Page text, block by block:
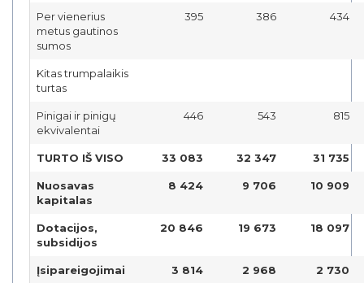
Per vienerius
metus gautinos
sumos
395 386 434
Kitas trumpalaikis
turtas
Pinigai ir pinigų
ekvivalentai
446 543 815
TURTO IŠ VISO 33 083 32 347 31 735
Nuosavas
kapitalas
8 424 9 706 10 909
Dotacijos,
subsidijos
20 846 19 673 18 097
Įsipareigojimai 3 814 2 968 2 730